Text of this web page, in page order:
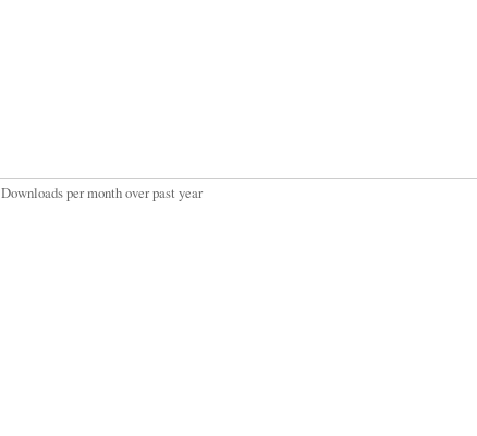
Downloads per month over past year